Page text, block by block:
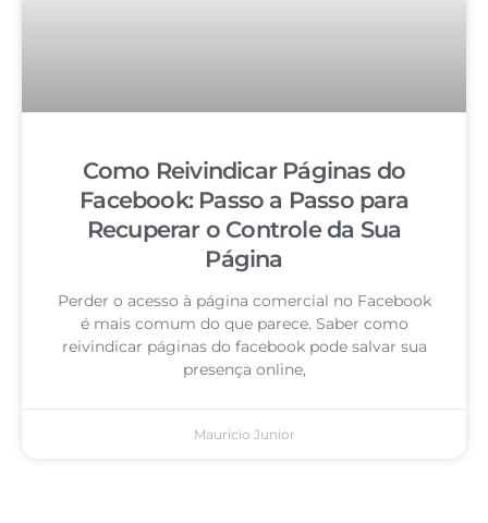
Como Reivindicar Páginas do
Facebook: Passo a Passo para
Recuperar o Controle da Sua
Página
Perder o acesso à página comercial no Facebook
é mais comum do que parece. Saber como
reivindicar páginas do facebook pode salvar sua
presença online,
Mauricio Junior